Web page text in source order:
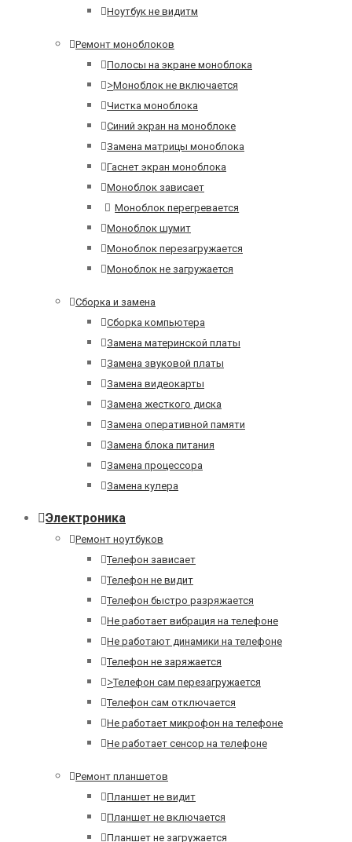
Ноутбук не видитм
Ремонт моноблоков
Полосы на экране моноблока
>Моноблок не включается
Чистка моноблока
Синий экран на моноблоке
Замена матрицы моноблока
Гаснет экран моноблока
Моноблок зависает
Моноблок перегревается
Моноблок шумит
Моноблок перезагружается
Моноблок не загружается
Сборка и замена
Сборка компьютера
Замена материнской платы
Замена звуковой платы
Замена видеокарты
Замена жесткого диска
Замена оперативной памяти
Замена блока питания
Замена процессора
Замена кулера
Электроника
Ремонт ноутбуков
Телефон зависает
Телефон не видит
Телефон быстро разряжается
Не работает вибрация на телефоне
Не работают динамики на телефоне
Телефон не заряжается
>Телефон сам перезагружается
Телефон сам отключается
Не работает микрофон на телефоне
Не работает сенсор на телефоне
Ремонт планшетов
Планшет не видит
Планшет не включается
Планшет не загружается